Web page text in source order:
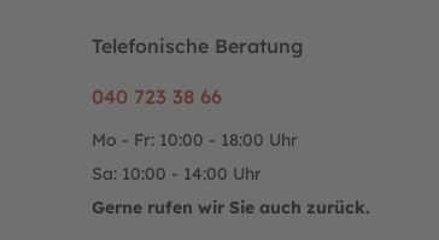
Telefonische Beratung
040 723 38 66
Mo - Fr: 10:00 - 18:00 Uhr
Sa: 10:00 - 14:00 Uhr
Gerne rufen wir Sie auch zurück.